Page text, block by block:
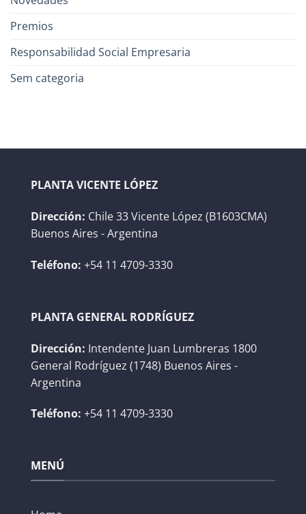
Premios
Responsabilidad Social Empresaria
Sem categoria
PLANTA VICENTE LÓPEZ
Dirección: Chile 33 Vicente López (B1603CMA)
Buenos Aires - Argentina
Teléfono: +54 11 4709-3330
PLANTA GENERAL RODRÍGUEZ
Dirección: Intendente Juan Lumbreras 1800
General Rodríguez (1748) Buenos Aires -
Argentina
Teléfono: +54 11 4709-3330
MENÚ